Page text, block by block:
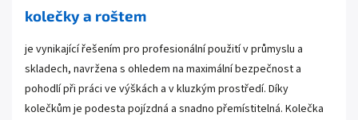
kolečky a roštem
je vynikající řešením pro profesionální použití v průmyslu a
skladech, navržena s ohledem na maximální bezpečnost a
pohodlí při práci ve výškách a v kluzkým prostředí. Díky
kolečkům je podesta pojízdná a snadno přemístitelná. Kolečka